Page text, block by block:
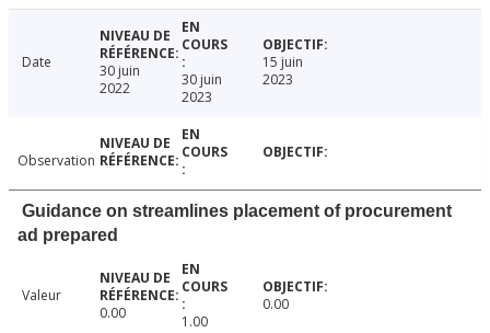
Date
30 juin
2022
30 juin
2023
15 juin
2023
Observation
Guidance on streamlines placement of procurement
ad prepared
Valeur
0.00
1.00
0.00